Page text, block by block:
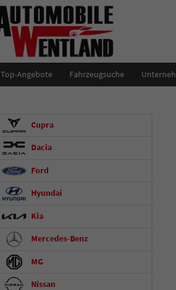
Top-Angebote Fahrzeugsuche
Cupra
Dacia
Ford
Hyundai
Kia
Mercedes-Benz
MG
Nissan